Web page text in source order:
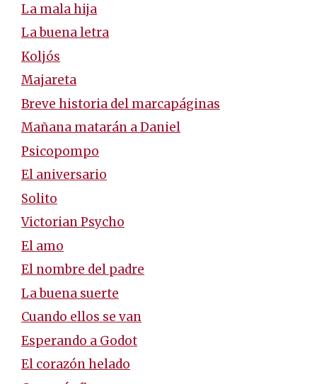
La mala hija
La buena letra
Koljós
Majareta
Breve historia del marcapáginas
Mañana matarán a Daniel
Psicopompo
El aniversario
Solito
Victorian Psycho
El amo
El nombre del padre
La buena suerte
Cuando ellos se van
Esperando a Godot
El corazón helado